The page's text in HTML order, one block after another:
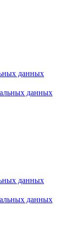
данных
данных
данных
данных